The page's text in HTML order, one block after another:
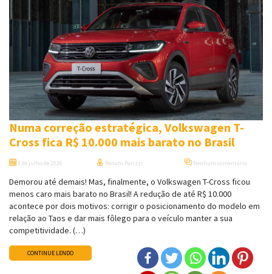
Numa correção estratégica, Volkswagen T-
Cross fica R$ 10.000 mais barato no Brasil
3 de julho de 2026 Renato Parizzi Nenhum comentário
Demorou até demais! Mas, finalmente, o Volkswagen T-Cross ficou
menos caro mais barato no Brasil! A redução de até R$ 10.000
acontece por dois motivos: corrigir o posicionamento do modelo em
relação ao Taos e dar mais fôlego para o veículo manter a sua
competitividade. (…)
CONTINUE LENDO